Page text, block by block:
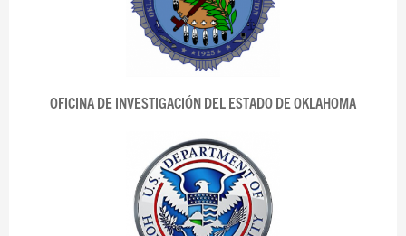
OFICINA DE INVESTIGACIÓN DEL ESTADO DE OKLAHOMA